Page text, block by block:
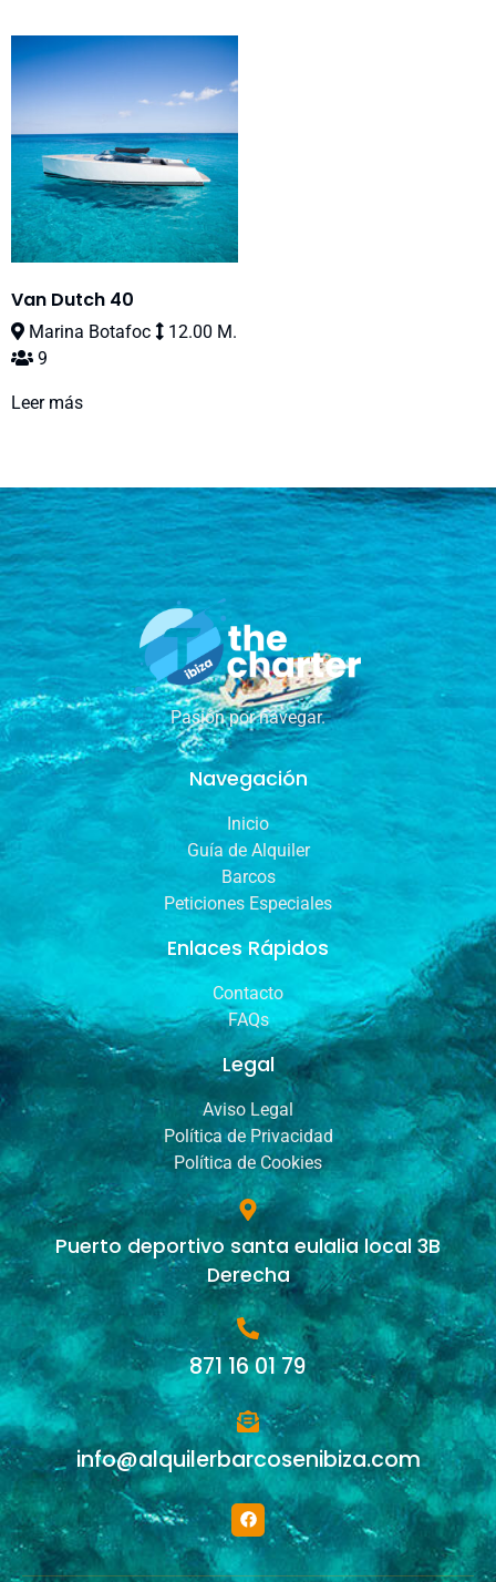
Van Dutch 40
Marina Botafoc
12.00 M.
9
Leer más
Pasión por navegar.
Navegación
Inicio
Guía de Alquiler
Barcos
Peticiones Especiales
Enlaces Rápidos
Contacto
FAQs
Legal
Aviso Legal
Política de Privacidad
Política de Cookies
Puerto deportivo santa eulalia local 3B
Derecha
871 16 01 79
info@alquilerbarcosenibiza.com